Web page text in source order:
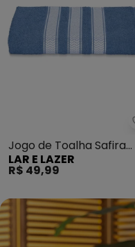
Jogo de Toalha Safira
(Azul Jeans) 2 Peças
LAR E LAZER
R$ 49,99